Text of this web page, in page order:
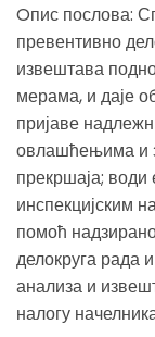
Oпис послова:
превентивно
извештава
мерама, и даје
пријаве
овлашћењима и
прекршаја;
инспекцијским
помоћ
делокруга рада
анализа и
налогу